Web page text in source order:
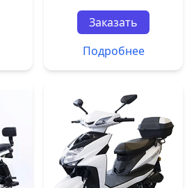
Заказать
Подробнее